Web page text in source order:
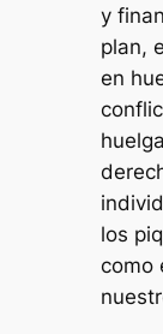
y
plan,
en
los
como